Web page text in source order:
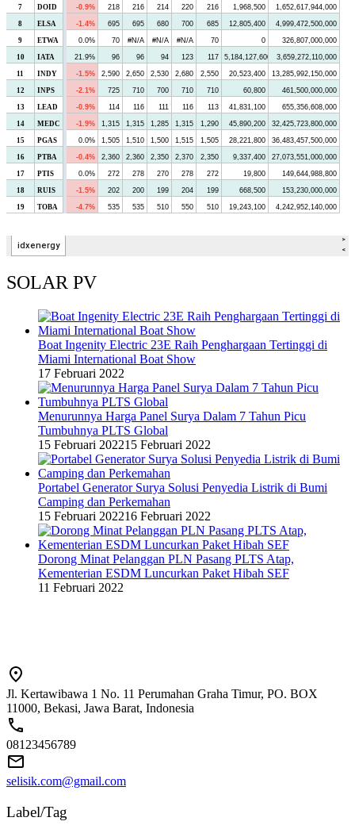
SOLAR PV
Boat Ingenity Electric 23E Raih Penghargaan Tertinggi di
Miami International Boat Show
17 Februari 2022
Menurunnya Harga Panel Surya Dalam 7 Tahun Picu
Tumbuhnya PLTS Global
15 Februari 202215 Februari 2022
Portabel Generator Surya Solusi Penyedia Listrik di Bumi
Camping dan Perkemahan
15 Februari 202216 Februari 2022
Dorong Minat Pelanggan PLN Pasang PLTS Atap,
Kementerian ESDM Luncurkan Paket Hibah SEF
11 Februari 2022
Jl. Kertawibawa 1 No. 11 Perumahan Graha Timur, PO. BOX
11000, Bekasi, Jawa Barat, Indonesia
08123456789
selisik.com@gmail.com
Label/Tag